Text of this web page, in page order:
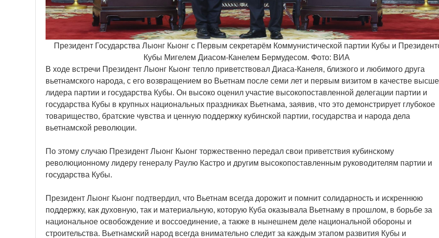
Президент Государства Лыонг Кыонг с Первым секретарём Коммунистической партии Кубы и
Кубы Мигелем Диасом-Канелем Бермудесом. Фото: ВИА
В ходе встречи Президент Лыонг Кыонг тепло приветствовал Диаса-Канеля, близкого и любимого друга
вьетнамского народа, с его возвращением во Вьетнам после семи лет и первым визитом в качестве
лидера партии и государства Кубы. Он высоко оценил участие высокопоставленной делегации партии и
государства Кубы в крупных национальных праздниках Вьетнама, заявив, что это демонстрирует глубокое
товарищество, братские чувства и ценную поддержку кубинской партии, государства и народа дела
вьетнамской революции.
По этому случаю Президент Лыонг Кыонг торжественно передал свои приветствия кубинскому
революционному лидеру генералу Раулю Кастро и другим высокопоставленным руководителям партии и
государства Кубы.
Президент Лыонг Кыонг подтвердил, что Вьетнам всегда дорожит и помнит солидарность и искреннюю
поддержку, как духовную, так и материальную, которую Куба оказывала Вьетнаму в прошлом, в борьбе за
национальное освобождение и воссоединение, а также в нынешнем деле национальной обороны и
строительства. Вьетнамский народ всегда внимательно следит за каждым этапом развития Кубы и